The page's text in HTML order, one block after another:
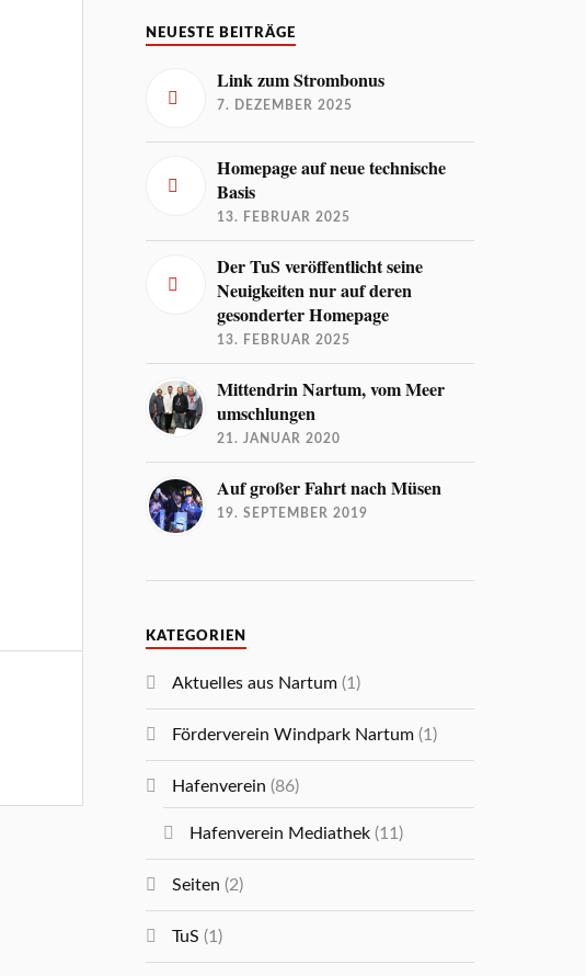
NEUESTE BEITRÄGE
Link zum Strombonus
7. DEZEMBER 2025
Homepage auf neue technische
Basis
13. FEBRUAR 2025
Der TuS veröffentlicht seine
Neuigkeiten nur auf deren
gesonderter Homepage
13. FEBRUAR 2025
Mittendrin Nartum, vom Meer
umschlungen
21. JANUAR 2020
Auf großer Fahrt nach Müsen
19. SEPTEMBER 2019
KATEGORIEN
Aktuelles aus Nartum (1)
Förderverein Windpark Nartum (1)
Hafenverein (86)
Hafenverein Mediathek (11)
Seiten (2)
TuS (1)